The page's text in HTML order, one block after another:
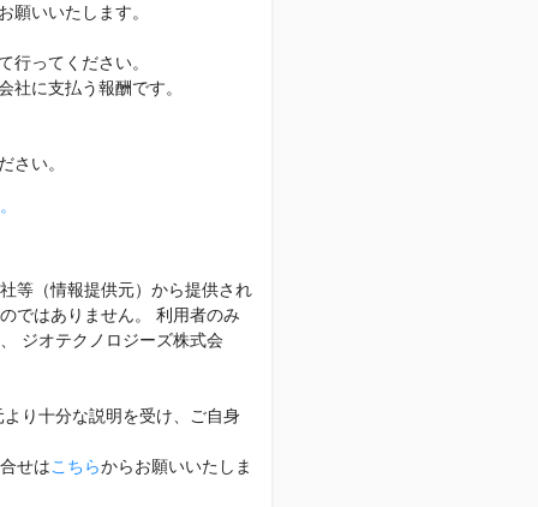
願いいたします。
行ってください。
に支払う報酬です。
さい。
等（情報提供元）から提供され
ではありません。 利用者のみ
ジオテクノロジーズ株式会
り十分な説明を受け、ご自身
せはこちらからお願いいたしま